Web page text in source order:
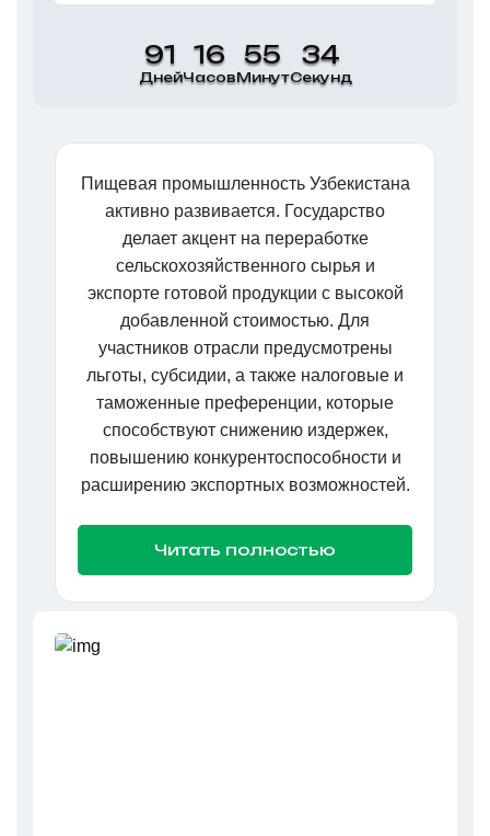
91
Дней
16
Часов
55
Минут
34
Секунд
Пищевая промышленность Узбекистана
активно развивается. Государство
делает акцент на переработке
сельскохозяйственного сырья и
экспорте готовой продукции с высокой
добавленной стоимостью. Для
участников отрасли предусмотрены
льготы, субсидии, а также налоговые и
таможенные преференции, которые
способствуют снижению издержек,
повышению конкурентоспособности и
расширению экспортных возможностей.
Читать полностью